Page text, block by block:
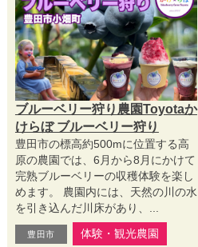
ブルーベリー狩り農園Toyotaか
けらぼ ブルーベリー狩り
豊田市の標高約500mに位置する高
原の農園では、6月から8月にかけて
完熟ブルーベリーの収穫体験を楽し
めます。 農園内には、天然の川の水
を引き込んだ川床があり、...
豊田市 体験・観光農園